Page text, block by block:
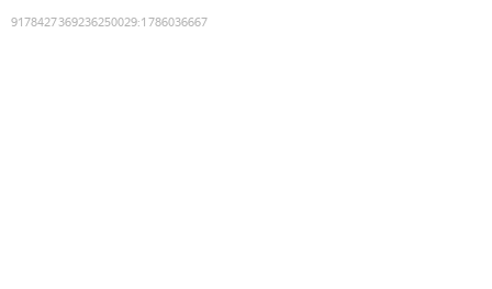
9178427369236250029:1786036667